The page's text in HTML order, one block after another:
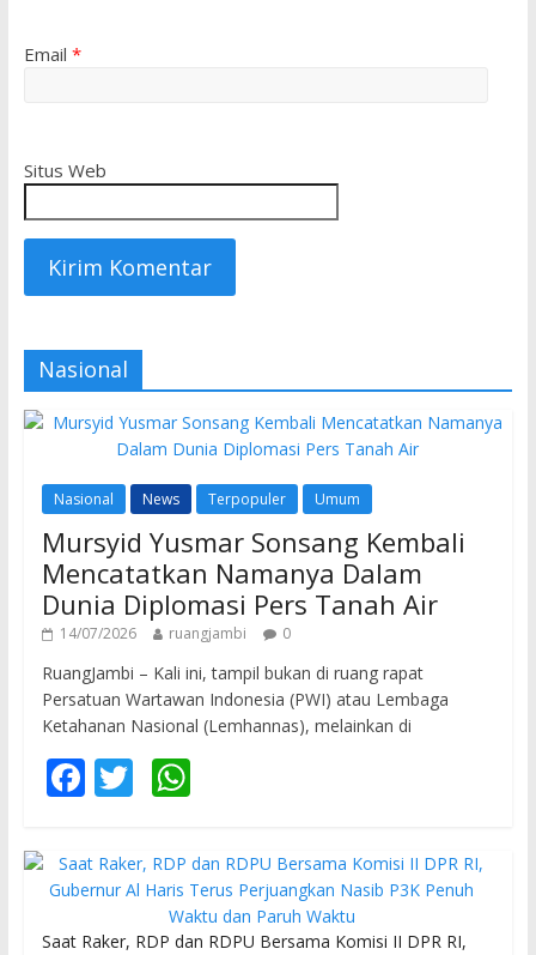
Email *
Situs Web
Nasional
Nasional News Terpopuler Umum
Mursyid Yusmar Sonsang Kembali
Mencatatkan Namanya Dalam
Dunia Diplomasi Pers Tanah Air
14/07/2026 ruangjambi 0
RuangJambi – Kali ini, tampil bukan di ruang rapat
Persatuan Wartawan Indonesia (PWI) atau Lembaga
Ketahanan Nasional (Lemhannas), melainkan di
F
e
b
o
T
itt
er
W
at
s
A
Saat Raker, RDP dan RDPU Bersama Komisi II DPR RI,